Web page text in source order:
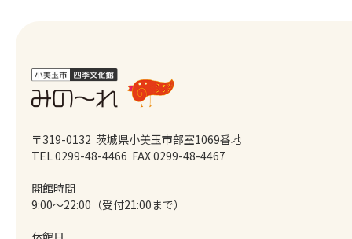
〒319-0132 茨城県小美玉市部室1069番地
TEL 0299-48-4466 FAX 0299-48-4467
開館時間
9:00～22:00（受付21:00まで）